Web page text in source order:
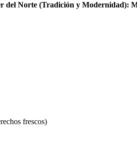
del Norte (Tradición y Modernidad):
frescos)